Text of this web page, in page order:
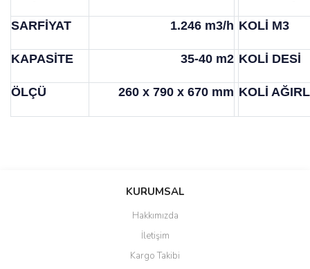
SARFİYAT 1.246 m3/h KOLİ M3
KAPASİTE 35-40 m2 KOLİ DESİ
ÖLÇÜ 260 x 790 x 670 mm KOLİ
Bu ürüne ilk yorumu siz yapın!
Yorum Yaz
Ürün resmi kalitesiz, bozuk veya görüntülenemiyor.
Ürün açıklamasında eksik bilgiler bulunuyor.
KURUMSAL
Hakkımızda
İletişim
Kargo Takibi